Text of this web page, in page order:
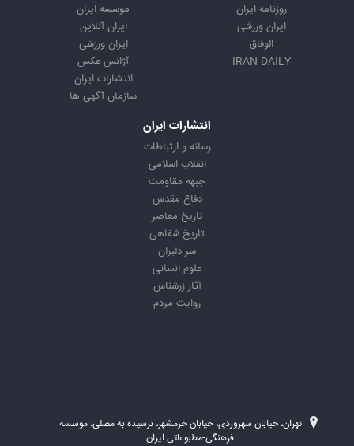
روزنامه ایران
ایران ورزشی
الوفاق
IRAN DAILY
موسسه ایران
ایران آنلاین
ایران ورزشی
آژانس عکس
انتشارات ایران
سازمان آگهی ها
انتشارات ایران
رسانه و ارتباطات
انقلاب اسلامی
جبهه مقاومت
دفاع مقدس
تاریخ معاصر
تاریخ شفاهی
سر دلبران
علوم انسانی
آثار زرشناس
روایت مردم
تهران، خیابان سهروردی، خیابان خرمشهر، نرسیده به مصلی، موسسه
فرهنگی-مطبوعاتی ایران